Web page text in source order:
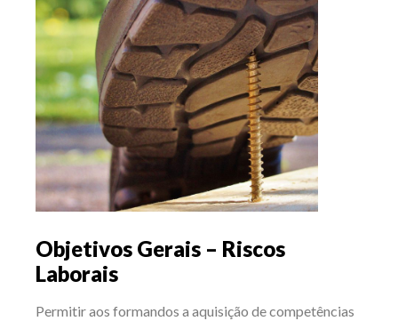
Objetivos Gerais – Riscos
Laborais
Permitir aos formandos a aquisição de competências